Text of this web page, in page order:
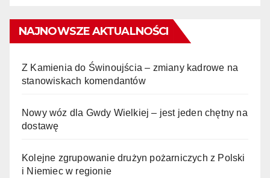
NAJNOWSZE AKTUALNOŚCI
Z Kamienia do Świnoujścia – zmiany kadrowe na
stanowiskach komendantów
Nowy wóz dla Gwdy Wielkiej – jest jeden chętny na
dostawę
Kolejne zgrupowanie drużyn pożarniczych z Polski
i Niemiec w regionie